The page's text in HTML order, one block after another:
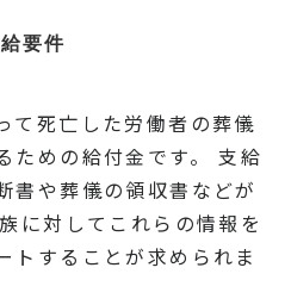
要件
て死亡した労働者の葬儀
ための給付金です。 支給
書や葬儀の領収書などが
に対してこれらの情報を
トすることが求められま